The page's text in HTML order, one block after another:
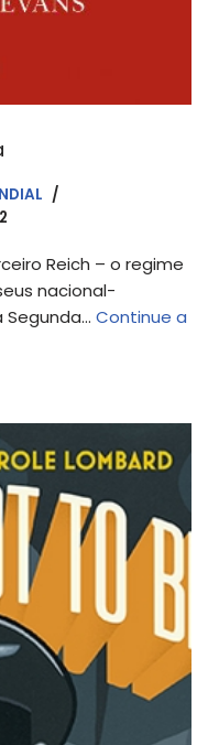
Reich – o regime
nacional-
Continue a